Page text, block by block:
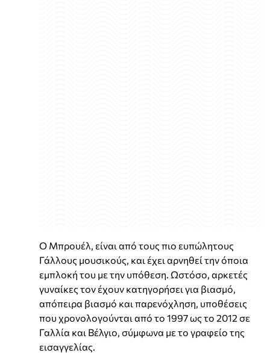
Ο Μπρουέλ, είναι από τους πιο ευπώλητους
Γάλλους μουσικούς, και έχει αρνηθεί την όποια
εμπλοκή του με την υπόθεση. Ωστόσο, αρκετές
γυναίκες τον έχουν κατηγορήσει για βιασμό,
απόπειρα βιασμό και παρενόχληση, υποθέσεις
που χρονολογούνται από το 1997 ως το 2012 σε
Γαλλία και Βέλγιο, σύμφωνα με το γραφείο της
εισαγγελίας.